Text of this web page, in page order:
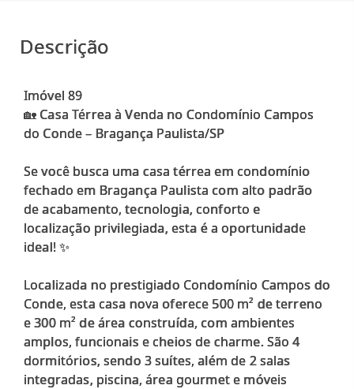
Descrição
Imóvel 89
🏡 Casa Térrea à Venda no Condomínio Campos
do Conde – Bragança Paulista/SP
Se você busca uma casa térrea em condomínio
fechado em Bragança Paulista com alto padrão
de acabamento, tecnologia, conforto e
localização privilegiada, esta é a oportunidade
ideal! ✨
Localizada no prestigiado Condomínio Campos do
Conde, esta casa nova oferece 500 m² de terreno
e 300 m² de área construída, com ambientes
amplos, funcionais e cheios de charme. São 4
dormitórios, sendo 3 suítes, além de 2 salas
integradas, piscina, área gourmet e móveis